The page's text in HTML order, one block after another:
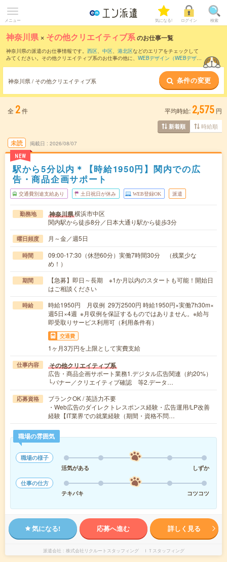
メニュー 気になる! ログイン 検索
神奈川県 × その他クリエイティブ系のお仕事一覧
神奈川県の派遣のお仕事情報です。 西区、 中区、 港北区などのエリアをチェックして
みてください。その他クリエイティブ系のお仕事の他に、 WEBデザイン（WEBデザイ
などのこだわり条件で絞り込んでい
ただけます。
神奈川県 / その他クリエイティブ系 条件の変更
全 2件 平均時給: 2,575 円
新着順 時給順
未読
NEW
掲載日 2026/08/07
駅から5分以内＊【時給1950円】関内での広
告・商品企画サポート
交通費別途支給あり 土日祝日が休み WEB登録OK 派遣
勤務地 神奈川県横浜市中区
関内駅から徒歩8分／日本大通り駅から徒歩3分
曜日頻度 月～金／週5日
時間
09:00-17:30（休憩60分）実働7時間30分 （残業少な
め！）
期間
【急募】即日～長期 ※1か月以内のスタートも可能！開始日
はご相談ください
時給
時給1950円 月収例 29万2500円 時給1950円×実働7h30m×
週5日×4週 ※月収例を保証するものではありません。※給与
即受取りサービス利用可（利用条件有）
交通費
1ヶ月3万円を上限として実費支給
仕事内容 その他クリエイティブ系
広告・商品企画サポート業務1.デジタル広告関連（約20%）
└バナー／クリエイティブ確認 等2.データ…
応募資格
ブランクOK / 英語力不要
・Web広告のダイレクトレスポンス経験・広告運用/LP改善
経験【IT業界での就業経験（期間・資格不問…
職場の雰囲気
職場の様子
活気がある
しずか
仕事の仕方
テキパキ
コツコツ
気になる! 応募へ進む 詳しく見る
派遣会社 株式会社リクルートスタッフィング ＩＴスタッフィング